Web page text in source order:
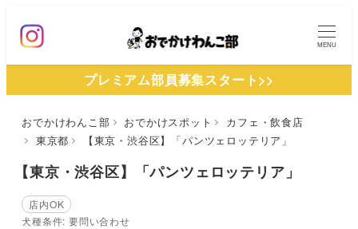
ン
MENU
プレミアム部員募集スタート>>
おでかけわんこ部 おでかけスポット
カフェ・飲食店
東京都
【東京・渋谷区】「パンツェロッテリア」
【東京・渋谷区】「パンツェロッテリア」
店内OK
犬種条件: 要問い合わせ